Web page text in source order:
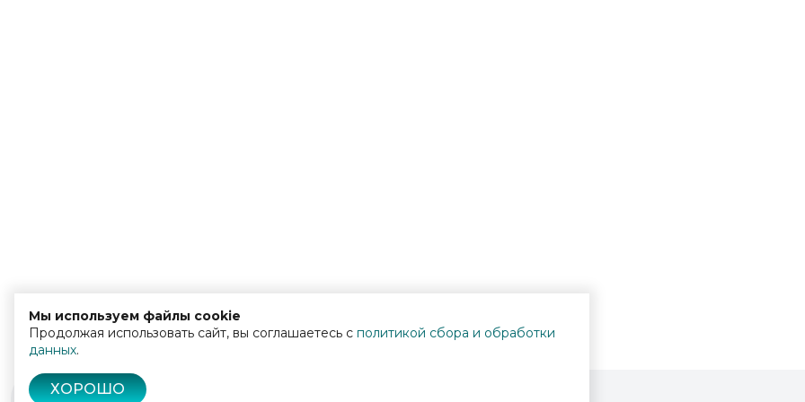
Мы используем файлы cookie
Продолжая использовать сайт, вы соглашаетесь с политикой сбора и обработки
данных.
ХОРОШО